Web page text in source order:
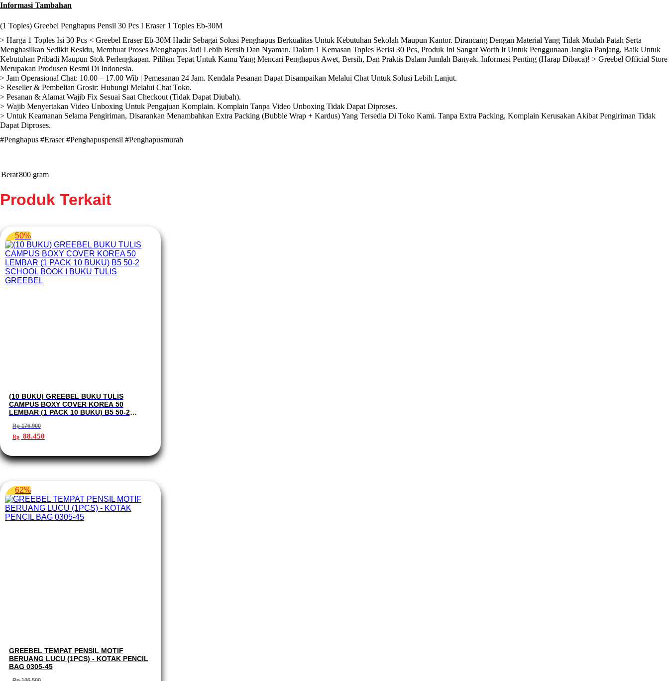
Informasi Tambahan
(1 Toples) Greebel Penghapus Pensil 30 Pcs I Eraser 1 Toples Eb-30M
> Harga 1 Toples Isi 30 Pcs < Greebel Eraser Eb-30M Hadir Sebagai Solusi Penghapus Berkualitas Untuk Kebutuhan Sekolah Maupun Kantor. Dirancang Dengan Material Yang Tidak Mudah Patah Serta
Menghasilkan Sedikit Residu, Membuat Proses Menghapus Jadi Lebih Bersih Dan Nyaman. Dalam 1 Kemasan Toples Berisi 30 Pcs, Produk Ini Sangat Worth It Untuk Penggunaan Jangka Panjang, Baik Untuk
Kebutuhan Pribadi Maupun Stok Perlengkapan. Pilihan Tepat Untuk Kamu Yang Mencari Penghapus Awet, Bersih, Dan Praktis Dalam Jumlah Banyak. Informasi Penting (Harap Dibaca)! > Greebel Official Store
Merupakan Produsen Resmi Di Indonesia.
> Jam Operasional Chat: 10.00 – 17.00 Wib | Pemesanan 24 Jam. Kendala Pesanan Dapat Disampaikan Melalui Chat Untuk Solusi Lebih Lanjut.
> Reseller & Pembelian Grosir: Hubungi Melalui Chat Toko.
> Pesanan & Alamat Wajib Fix Sesuai Saat Checkout (Tidak Dapat Diubah).
> Wajib Menyertakan Video Unboxing Untuk Pengajuan Komplain. Komplain Tanpa Video Unboxing Tidak Dapat Diproses.
> Untuk Keamanan Selama Pengiriman, Disarankan Menambahkan Extra Packing (Bubble Wrap + Kardus) Yang Tersedia Di Toko Kami. Tanpa Extra Packing, Komplain Kerusakan Akibat Pengiriman Tidak
Dapat Diproses.
#Penghapus #Eraser #Penghapuspensil #Penghapusmurah
Berat800 gram
Produk Terkait
50%
(10 BUKU) GREEBEL BUKU TULIS
CAMPUS BOXY COVER KOREA 50
LEMBAR (1 PACK 10 BUKU) B5 50-2
Rp176.900
Harga
aslinya
Rp 176.900.
Rp 88.450saat
adalah:
Rp 88.450.
62%
GREEBEL TEMPAT PENSIL MOTIF
BERUANG LUCU (1PCS) - KOTAK PENCIL
BAG 0305-45